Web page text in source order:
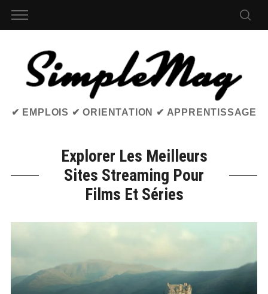
✔ EMPLOIS ✔ ORIENTATION ✔ APPRENTISSAGE
Explorer Les Meilleurs
Sites Streaming Pour
Films Et Séries